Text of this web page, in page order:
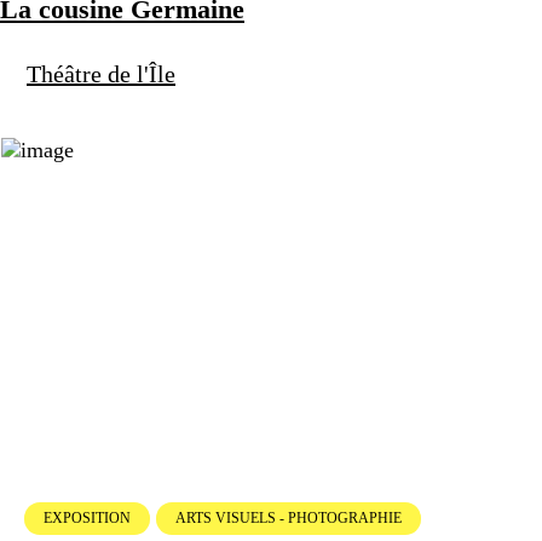
La cousine Germaine
Théâtre de l'Île
EXPOSITION ARTS VISUELS - PHOTOGRAPHIE